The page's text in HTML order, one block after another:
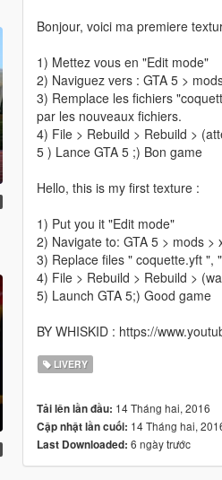
Bonjour, voici ma premiere
1) Mettez vous en "Edit mode"
2) Naviguez vers : GTA 5 >
3) Remplace les fichiers
par les nouveaux fichiers.
4) File > Rebuild > Rebuild >
5 ) Lance GTA 5 ;) Bon game
Hello, this is my first texture :
1) Put you it "Edit mode"
2) Navigate to: GTA 5 > mods
3) Replace files " coquette.yft ",
4) File > Rebuild > Rebuild >
5) Launch GTA 5;) Good game
BY WHISKID : https://
LIVERY
Tải lên lần đầu: 14 Tháng hai, 2016
Cập nhật lần cuối: 14 Tháng hai,
Last Downloaded: 6 ngày trước